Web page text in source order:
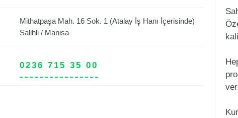
Mithatpaşa Mah. 16 Sok. 1 (Atalay İş Hanı İçerisinde)
Salihli/ Manisa
0236 715 35 00